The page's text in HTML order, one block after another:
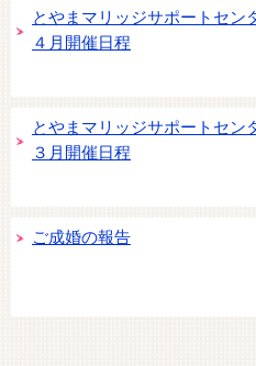
とやまマリッジサポートセン
４月開催日程
とやまマリッジサポートセン
３月開催日程
ご成婚の報告